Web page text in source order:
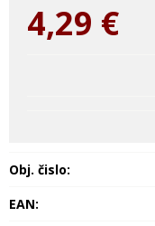
4,29 €
Obj. čislo:
EAN: